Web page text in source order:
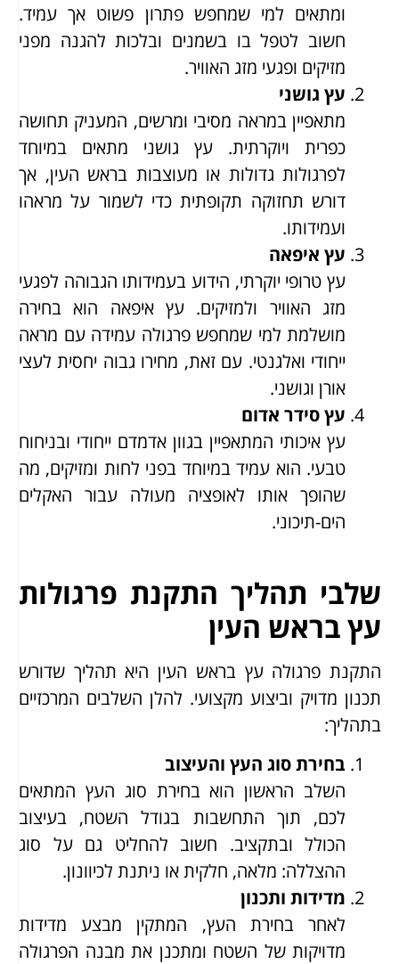
ומתאים למי שמחפש פתרון פשוט אך עמיד.
חשוב לטפל בו בשמנים ובלכות להגנה מפני
מזיקים ופגעי מזג האוויר.
עץ גושני
מתאפיין במראה מסיבי ומרשים, המעניק תחושה
כפרית ויוקרתית. עץ גושני מתאים במיוחד
לפרגולות גדולות או מעוצבות בראש העין, אך
דורש תחזוקה תקופתית כדי לשמור על מראהו
ועמידותו.
עץ איפאה
עץ טרופי יוקרתי, הידוע בעמידותו הגבוהה לפגעי
מזג האוויר ולמזיקים. עץ איפאה הוא בחירה
מושלמת למי שמחפש פרגולה עמידה עם מראה
ייחודי ואלגנטי. עם זאת, מחירו גבוה יחסית לעצי
אורן וגושני.
עץ סידר אדום
עץ איכותי המתאפיין בגוון אדמדם ייחודי ובניחוח
טבעי. הוא עמיד במיוחד בפני לחות ומזיקים, מה
שהופך אותו לאופציה מעולה עבור האקלים
הים-תיכוני.
שלבי תהליך התקנת פרגולות
עץ בראש העין
התקנת פרגולה עץ בראש העין היא תהליך שדורש
תכנון מדויק וביצוע מקצועי. להלן השלבים המרכזיים
בתהליך:
בחירת סוג העץ והעיצוב
השלב הראשון הוא בחירת סוג העץ המתאים
לכם, תוך התחשבות בגודל השטח, בעיצוב
הכולל ובתקציב. חשוב להחליט גם על סוג
ההצללה: מלאה, חלקית או ניתנת לכיוונון.
מדידות ותכנון
לאחר בחירת העץ, המתקין מבצע מדידות
מדויקות של השטח ומתכנן את מבנה הפרגולה